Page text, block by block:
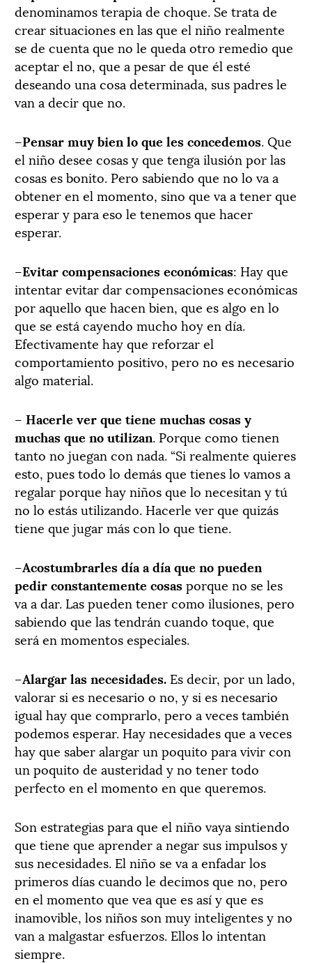
denominamos terapia de choque. Se trata de
crear situaciones en las que el niño realmente
se de cuenta que no le queda otro remedio que
aceptar el no, que a pesar de que él esté
deseando una cosa determinada, sus padres le
van a decir que no.
–Pensar muy bien lo que les concedemos. Que
el niño desee cosas y que tenga ilusión por las
cosas es bonito. Pero sabiendo que no lo va a
obtener en el momento, sino que va a tener que
esperar y para eso le tenemos que hacer
esperar.
–Evitar compensaciones económicas: Hay que
intentar evitar dar compensaciones económicas
por aquello que hacen bien, que es algo en lo
que se está cayendo mucho hoy en día.
Efectivamente hay que reforzar el
comportamiento positivo, pero no es necesario
algo material.
– Hacerle ver que tiene muchas cosas y
muchas que no utilizan. Porque como tienen
tanto no juegan con nada. “Si realmente quieres
esto, pues todo lo demás que tienes lo vamos a
regalar porque hay niños que lo necesitan y tú
no lo estás utilizando. Hacerle ver que quizás
tiene que jugar más con lo que tiene.
–Acostumbrarles día a día que no pueden
pedir constantemente cosasporque no se les
va a dar. Las pueden tener como ilusiones, pero
sabiendo que las tendrán cuando toque, que
será en momentos especiales.
–Alargar las necesidades. Es decir, por un lado,
valorar si es necesario o no, y si es necesario
igual hay que comprarlo, pero a veces también
podemos esperar. Hay necesidades que a veces
hay que saber alargar un poquito para vivir con
un poquito de austeridad y no tener todo
perfecto en el momento en que queremos.
Son estrategias para que el niño vaya sintiendo
que tiene que aprender a negar sus impulsos y
sus necesidades. El niño se va a enfadar los
primeros días cuando le decimos que no, pero
en el momento que vea que es así y que es
inamovible, los niños son muy inteligentes y no
van a malgastar esfuerzos. Ellos lo intentan
siempre.